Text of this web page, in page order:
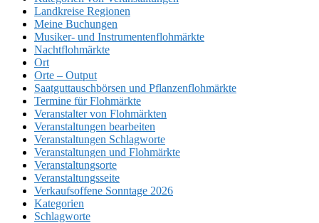
Landkreise Regionen
Meine Buchungen
Musiker- und Instrumentenflohmärkte
Nachtflohmärkte
Ort
Orte – Output
Saatguttauschbörsen und Pflanzenflohmärkte
Termine für Flohmärkte
Veranstalter von Flohmärkten
Veranstaltungen bearbeiten
Veranstaltungen Schlagworte
Veranstaltungen und Flohmärkte
Veranstaltungsorte
Veranstaltungsseite
Verkaufsoffene Sonntage 2026
Kategorien
Schlagworte